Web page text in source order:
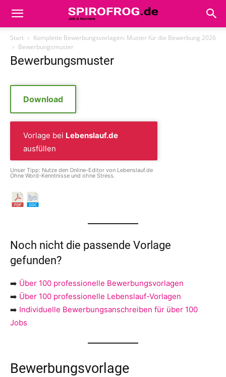
Start
Komplette Bewerbungsvorlagen: Muster für die Bewerbung 2026
Bewerbungsmuster
Bewerbungsmuster
Download
Vorlage bei Lebenslauf.de
ausfüllen
Unser Tipp: Nutze den Online-Editor von Lebenslauf.de
Ohne Word-Kenntnisse und ohne Stress.
Noch nicht die passende Vorlage
gefunden?
➡️ Über 100 professionelle Bewerbungsvorlagen
➡️ Über 100 professionelle Lebenslauf-Vorlagen
➡️ Individuelle Bewerbungsanschreiben für über 100
Jobs
Bewerbungsvorlage